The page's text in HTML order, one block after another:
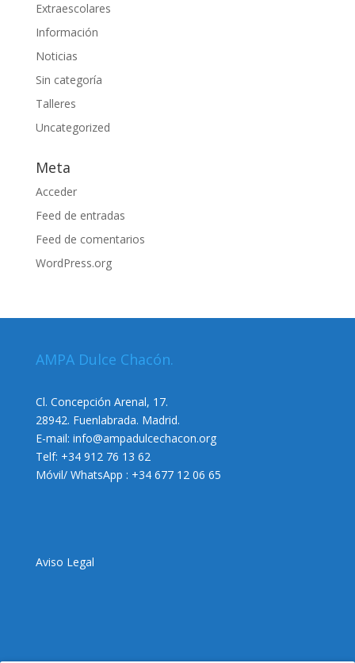
Extraescolares
Información
Noticias
Sin categoría
Talleres
Uncategorized
Meta
Acceder
Feed de entradas
Feed de comentarios
WordPress.org
AMPA Dulce Chacón.
Cl. Concepción Arenal, 17.
28942. Fuenlabrada. Madrid.
E-mail: info@ampadulcechacon.org
Telf: +34 912 76 13 62
Móvil/ WhatsApp : +34 677 12 06 65
Aviso Legal